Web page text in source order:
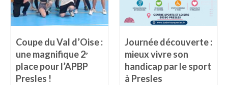
Coupe du Val d’Oise :
une magnifique 2ᵉ
place pour l’APBP
Presles !
Journée découverte :
mieux vivre son
handicap par le sport
à Presles